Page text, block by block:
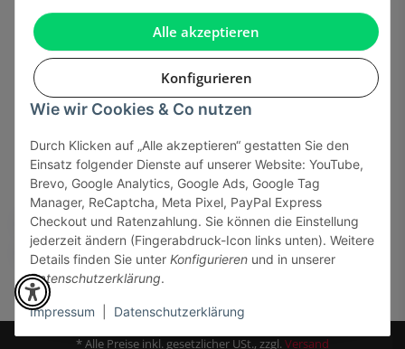
Alle akzeptieren
Konfigurieren
Wie wir Cookies & Co nutzen
Durch Klicken auf „Alle akzeptieren“ gestatten Sie den
Einsatz folgender Dienste auf unserer Website: YouTube,
Brevo, Google Analytics, Google Ads, Google Tag
Manager, ReCaptcha, Meta Pixel, PayPal Express
Checkout und Ratenzahlung. Sie können die Einstellung
jederzeit ändern (Fingerabdruck-Icon links unten). Weitere
Details finden Sie unter Konfigurieren und in unserer
Datenschutzerklärung.
Impressum Datenschutzerklärung
Gesetzliche Informationen
Sicher bezahlen via:
* Alle Preise inkl. gesetzlicher USt., zzgl.Versand